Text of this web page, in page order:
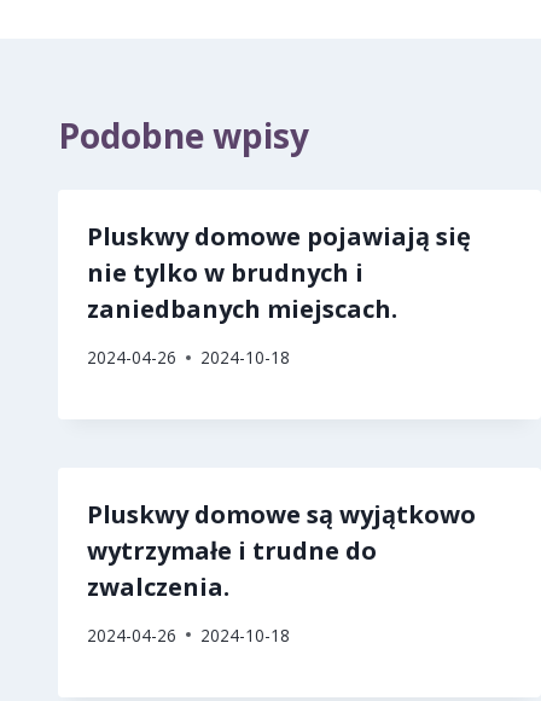
o g
er
Podobne wpisy
Pluskwy domowe pojawiają się
nie tylko w brudnych i
zaniedbanych miejscach.
2024-04-26 2024-10-18
Pluskwy domowe są wyjątkowo
wytrzymałe i trudne do
zwalczenia.
2024-04-26 2024-10-18